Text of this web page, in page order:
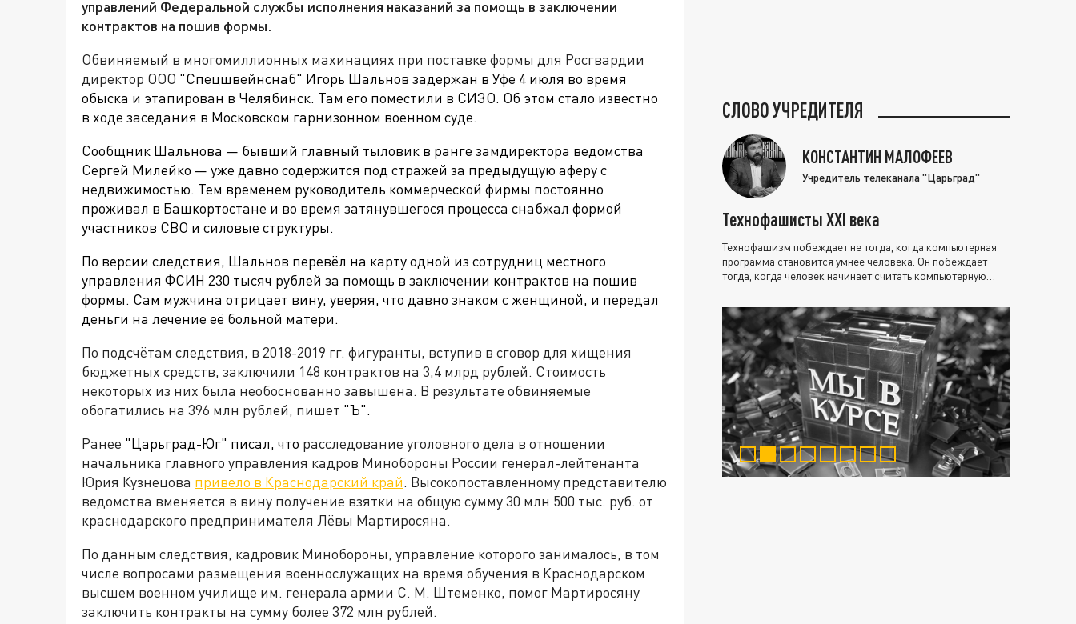
управлений Федеральной службы исполнения наказаний за помощь в заключении
контрактов на пошив формы.
Обвиняемый в многомиллионных махинациях при поставке формы для Росгвардии
директор ООО "Спецшвейнснаб" Игорь Шальнов задержан в Уфе 4 июля во время
обыска и этапирован в Челябинск. Там его поместили в СИЗО. Об этом стало известно
в ходе заседания в Московском гарнизонном военном суде.
Сообщник Шальнова — бывший главный тыловик в ранге замдиректора ведомства
Сергей Милейко — уже давно содержится под стражей за предыдущую аферу с
недвижимостью. Тем временем руководитель коммерческой фирмы постоянно
проживал в Башкортостане и во время затянувшегося процесса снабжал формой
участников СВО и силовые структуры.
По версии следствия, Шальнов перевёл на карту одной из сотрудниц местного
управления ФСИН 230 тысяч рублей за помощь в заключении контрактов на пошив
формы. Сам мужчина отрицает вину, уверяя, что давно знаком с женщиной, и передал
деньги на лечение её больной матери.
По подсчётам следствия, в 2018-2019 гг. фигуранты, вступив в сговор для хищения
бюджетных средств, заключили 148 контрактов на 3,4 млрд рублей. Стоимость
некоторых из них была необоснованно завышена. В результате обвиняемые
обогатились на 396 млн рублей, пишет "Ъ".
Ранее "Царьград-Юг" писал, что расследование уголовного дела в отношении
начальника главного управления кадров Минобороны России генерал-лейтенанта
Юрия Кузнецова привело в Краснодарский край. Высокопоставленному представителю
ведомства вменяется в вину получение взятки на общую сумму 30 млн 500 тыс. руб. от
краснодарского предпринимателя Лёвы Мартиросяна.
По данным следствия, кадровик Минобороны, управление которого занималось, в том
числе вопросами размещения военнослужащих на время обучения в Краснодарском
высшем военном училище им. генерала армии С. М. Штеменко, помог Мартиросяну
заключить контракты на сумму более 372 млн рублей.
СЛОВО УЧРЕДИТЕЛЯ
КОНСТАНТИН МАЛОФЕЕВ
Учредитель телеканала "Царьград"
Технофашисты XXI века
Технофашизм побеждает не тогда, когда компьютерная
программа становится умнее человека. Он побеждает
тогда, когда человек начинает считать компьютерную